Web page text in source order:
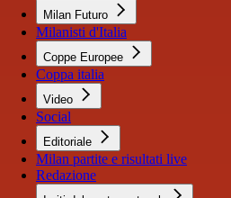
Milan Futuro
Milanisti d'Italia
Coppe Europee
Coppa italia
Video
Social
Editoriale
Milan partite e risultati live
Redazione